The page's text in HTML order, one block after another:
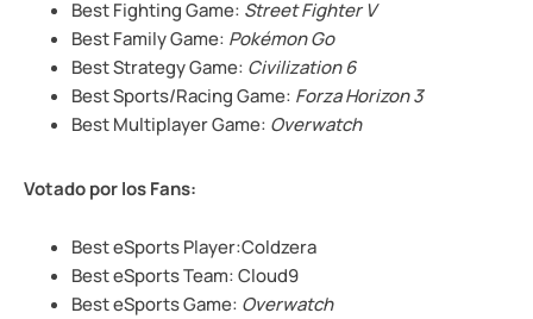
Best Fighting Game: Street Fighter V
Best Family Game: Pokémon Go
Best Strategy Game: Civilization 6
Best Sports/Racing Game: Forza Horizon 3
Best Multiplayer Game: Overwatch
Votado por los Fans:
Best eSports Player:Coldzera
Best eSports Team: Cloud9
Best eSports Game: Overwatch